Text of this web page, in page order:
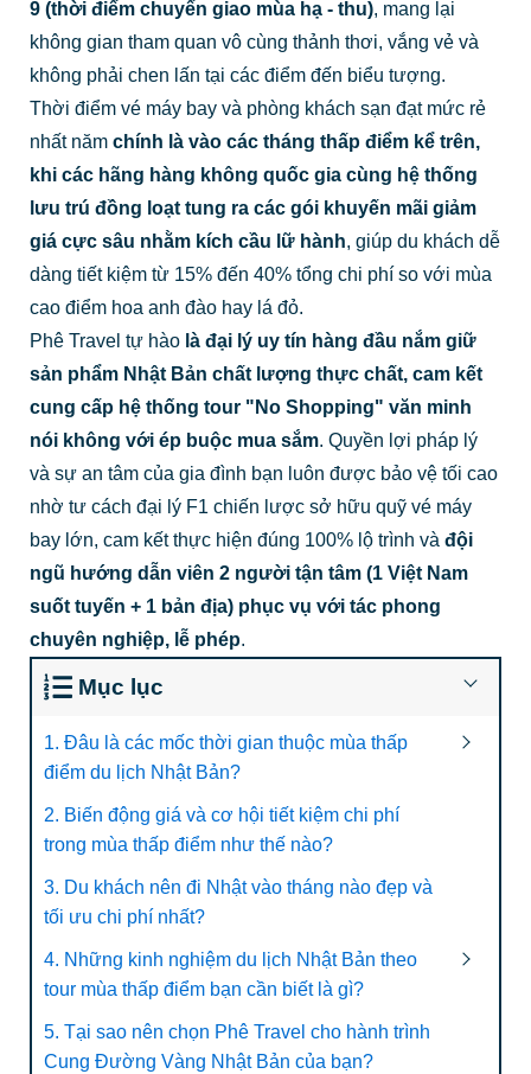
9 (thời điểm chuyển giao mùa hạ - thu), mang lại
không gian tham quan vô cùng thảnh thơi, vắng vẻ và
không phải chen lấn tại các điểm đến biểu tượng.
Thời điểm vé máy bay và phòng khách sạn đạt mức rẻ
nhất năm chính là vào các tháng thấp điểm kể trên,
khi các hãng hàng không quốc gia cùng hệ thống
lưu trú đồng loạt tung ra các gói khuyến mãi giảm
giá cực sâu nhằm kích cầu lữ hành, giúp du khách dễ
dàng tiết kiệm từ 15% đến 40% tổng chi phí so với mùa
cao điểm hoa anh đào hay lá đỏ.
Phê Travel tự hàolà đại lý uy tín hàng đầu nắm giữ
sản phẩm Nhật Bản chất lượng thực chất, cam kết
cung cấp hệ thống tour "No Shopping" văn minh
nói không với ép buộc mua sắm. Quyền lợi pháp lý
và sự an tâm của gia đình bạn luôn được bảo vệ tối cao
nhờ tư cách đại lý F1 chiến lược sở hữu quỹ vé máy
bay lớn, cam kết thực hiện đúng 100% lộ trình và đội
ngũ hướng dẫn viên 2 người tận tâm (1 Việt Nam
suốt tuyến + 1 bản địa) phục vụ với tác phong
chuyên nghiệp, lễ phép.
Mục lục
1. Đâu là các mốc thời gian thuộc mùa thấp
điểm du lịch Nhật Bản?
2. Biến động giá và cơ hội tiết kiệm chi phí
trong mùa thấp điểm như thế nào?
3. Du khách nên đi Nhật vào tháng nào đẹp và
tối ưu chi phí nhất?
4. Những kinh nghiệm du lịch Nhật Bản theo
tour mùa thấp điểm bạn cần biết là gì?
5. Tại sao nên chọn Phê Travel cho hành trình
Cung Đường Vàng Nhật Bản của bạn?